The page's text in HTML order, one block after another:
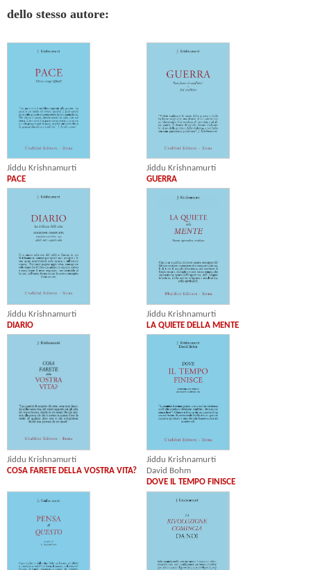
dello stesso autore:
Jiddu Krishnamurti
PACE
Jiddu Krishnamurti
GUERRA
Jiddu Krishnamurti
DIARIO
Jiddu Krishnamurti
LA QUIETE DELLA MENTE
Jiddu Krishnamurti
COSA FARETE DELLA VOSTRA VITA?
Jiddu Krishnamurti
David Bohm
DOVE IL TEMPO FINISCE